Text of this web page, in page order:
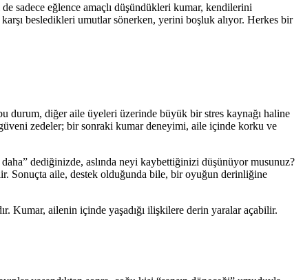
sadece eğlence amaçlı düşündükleri kumar, kendilerini
besledikleri umutlar sönerken, yerini boşluk alıyor. Herkes bir
durum, diğer aile üyeleri üzerinde büyük bir stres kaynağı haline
zedeler; bir sonraki kumar deneyimi, aile içinde korku ve
dediğinizde, aslında neyi kaybettiğinizi düşünüyor musunuz?
Sonuçta aile, destek olduğunda bile, bir oyuğun derinliğine
Kumar, ailenin içinde yaşadığı ilişkilere derin yaralar açabilir.